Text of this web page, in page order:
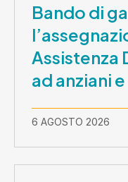
Bando di
Assistenza
ad anziani
2026-30
6 AGOSTO 2026